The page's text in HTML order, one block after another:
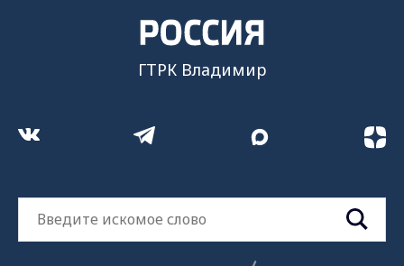
ГТРК Владимир